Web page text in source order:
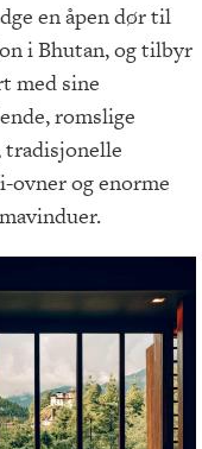
en åpen dør til
i Bhutan, og tilbyr
med sine
romslige
tradisjonelle
ovner og enorme